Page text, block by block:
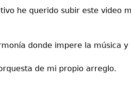
he querido subir este video
donde impere la música
de mi propio arreglo.